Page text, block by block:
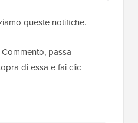
queste notifiche.
passa
di essa e fai clic